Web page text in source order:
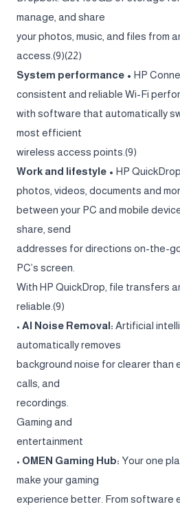
manage, and share
your photos, music, and files from
access.(9)(22)
System performance • HP
consistent and reliable Wi-Fi
with software that automatically
most efficient
wireless access points.(9)
Work and lifestyle • HP
photos, videos, documents and
between your PC and mobile
share, send
addresses for directions on-the-
PC’s screen.
With HP QuickDrop, file transfers
reliable.(9)
• AI Noise Removal: Artificial
automatically removes
background noise for clearer than
calls, and
recordings.
Gaming and
entertainment
• OMEN Gaming Hub: Your one
make your gaming
experience better. From software